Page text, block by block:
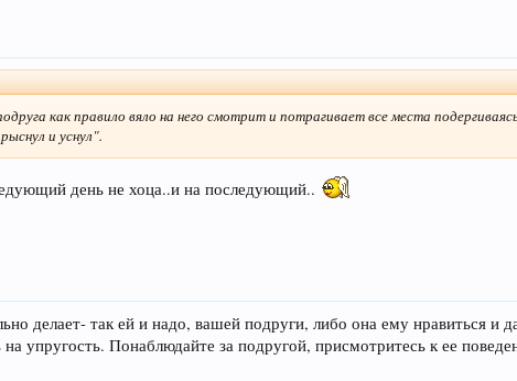
как правило вяло на него смотрит и потрагивает все места
и уснул".
день не хоца..и на последующий..
делает- так ей и надо, вашей подруги, либо она ему нравиться
упругость. Понаблюдайте за подругой, присмотритесь к ее